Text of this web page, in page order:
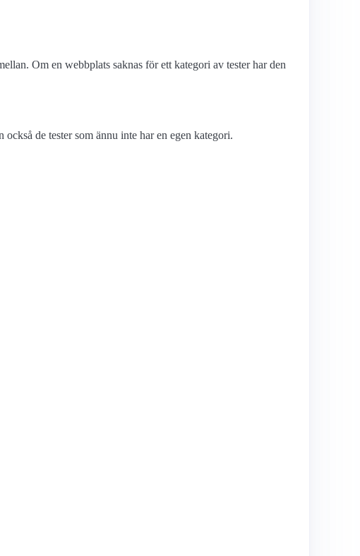
Om en webbplats saknas för ett kategori av tester har den
de tester som ännu inte har en egen kategori.